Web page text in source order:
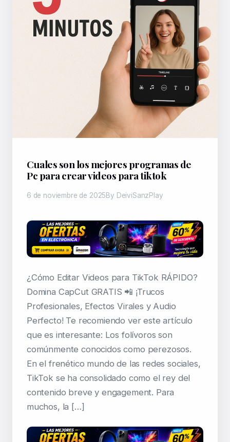
Cuales son los mejores programas de
Pc para crear videos para tiktok
6 de noviembre de 2025By DeiviSanzPlay
¿Cómo Editar Videos para TikTok RÁPIDO?
Domina CapCut GRATIS 📲 ¡Trucos
Profesionales, Efectos Virales y Audio
Perfecto! Te recomiendo ver este artículo
que es interesante: Los folívoros son
comúnmente conocidos como perezosos.
En el frenético mundo de las redes sociales,
TikTok se ha consolidado como el rey del
contenido breve y engagement. Para
muchos, la […]